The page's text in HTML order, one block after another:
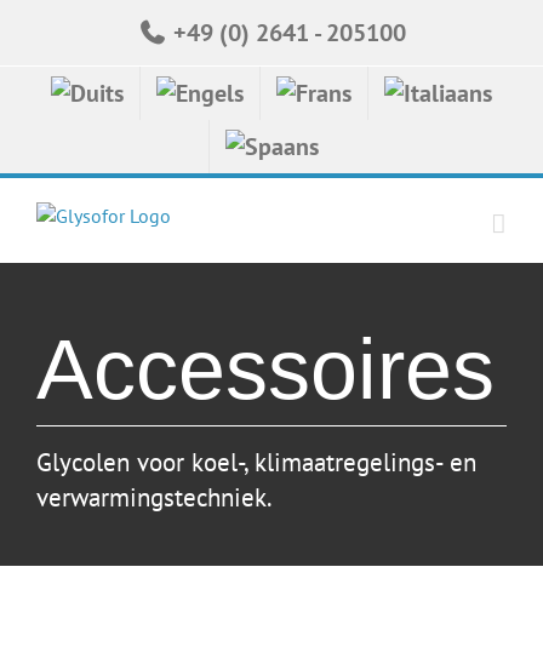
+49 (0) 2641 - 205100
Accessoires
Glycolen voor koel-, klimaatregelings- en
verwarmingstechniek.